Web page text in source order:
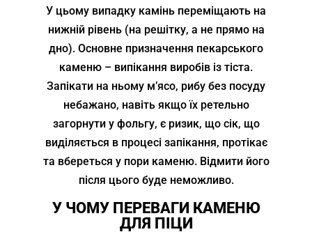
У цьому випадку камінь переміщають на
нижній рівень (на решітку, а не прямо на
дно). Основне призначення пекарського
каменю – випікання виробів із тіста.
Запікати на ньому м’ясо, рибу без посуду
небажано, навіть якщо їх ретельно
загорнути у фольгу, є ризик, що сік, що
виділяється в процесі запікання, протікає
та вбереться у пори каменю. Відмити його
після цього буде неможливо.
У ЧОМУ ПЕРЕВАГИ КАМЕНЮ
ДЛЯ ПІЦИ